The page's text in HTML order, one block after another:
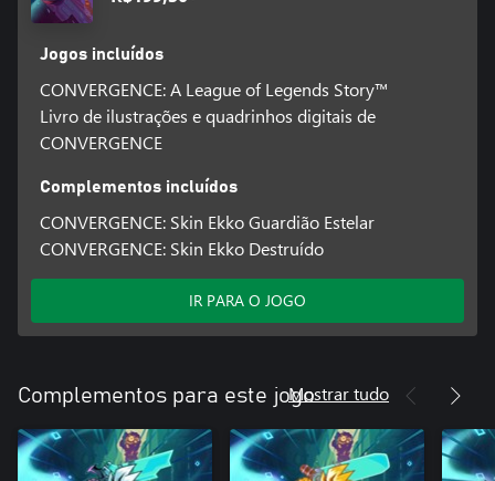
Jogos incluídos
CONVERGENCE: A League of Legends Story™
Livro de ilustrações e quadrinhos digitais de
CONVERGENCE
Complementos incluídos
CONVERGENCE: Skin Ekko Guardião Estelar
CONVERGENCE: Skin Ekko Destruído
IR PARA O JOGO
Complementos para este jogoMostrar tudo